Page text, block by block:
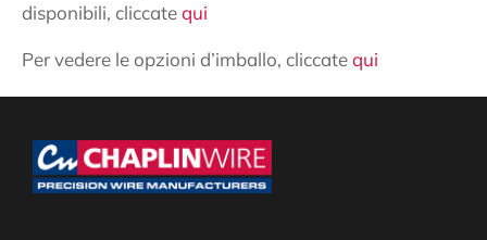
disponibili, cliccatequi
Per vedere le opzioni d’imballo, cliccatequi